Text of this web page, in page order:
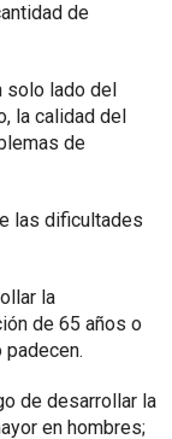
de
solo lado del
la calidad del
de
las dificultades
la
de 65 años o
padecen.
de desarrollar la
en hombres;